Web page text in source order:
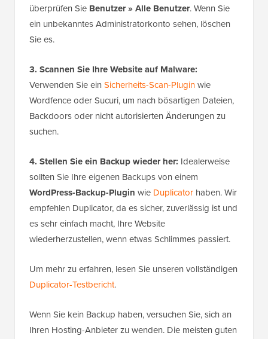
überprüfen Sie Benutzer » Alle Benutzer. Wenn Sie
ein unbekanntes Administratorkonto sehen, löschen
Sie es.
3. Scannen Sie Ihre Website auf Malware:
Verwenden Sie ein Sicherheits-Scan-Pluginwie
Wordfence oder Sucuri, um nach bösartigen Dateien,
Backdoors oder nicht autorisierten Änderungen zu
suchen.
4. Stellen Sie ein Backup wieder her: Idealerweise
sollten Sie Ihre eigenen Backups von einem
WordPress-Backup-Plugin wie Duplicator haben. Wir
empfehlen Duplicator, da es sicher, zuverlässig ist und
es sehr einfach macht, Ihre Website
wiederherzustellen, wenn etwas Schlimmes passiert.
Um mehr zu erfahren, lesen Sie unseren vollständigen
Duplicator-Testbericht.
Wenn Sie kein Backup haben, versuchen Sie, sich an
Ihren Hosting-Anbieter zu wenden. Die meisten guten